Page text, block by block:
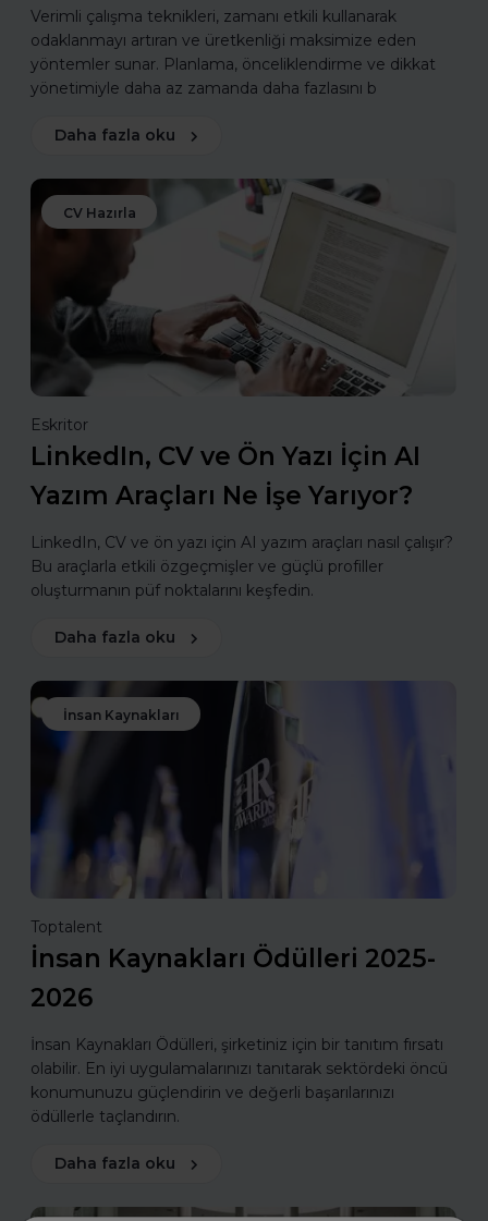
Verimli çalışma teknikleri, zamanı etkili kullanarak
odaklanmayı artıran ve üretkenliği maksimize eden
yöntemler sunar. Planlama, önceliklendirme ve dikkat
yönetimiyle daha az zamanda daha fazlasını b
Daha fazla oku
CV Hazırla
Eskritor
LinkedIn, CV ve Ön Yazı İçin AI
Yazım Araçları Ne İşe Yarıyor?
LinkedIn, CV ve ön yazı için AI yazım araçları nasıl çalışır?
Bu araçlarla etkili özgeçmişler ve güçlü profiller
oluşturmanın püf noktalarını keşfedin.
Daha fazla oku
İnsan Kaynakları
Toptalent
İnsan Kaynakları Ödülleri 2025-
2026
İnsan Kaynakları Ödülleri, şirketiniz için bir tanıtım fırsatı
olabilir. En iyi uygulamalarınızı tanıtarak sektördeki öncü
konumunuzu güçlendirin ve değerli başarılarınızı
ödüllerle taçlandırın.
Daha fazla oku